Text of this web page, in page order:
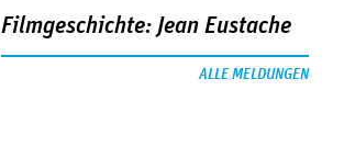
Filmgeschichte: Jean Eustache
ALLE MELDUNGEN